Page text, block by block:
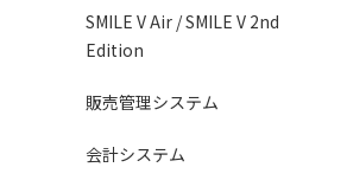
SMILE V Air / SMILE V 2nd
Edition
販売管理システム
会計システム